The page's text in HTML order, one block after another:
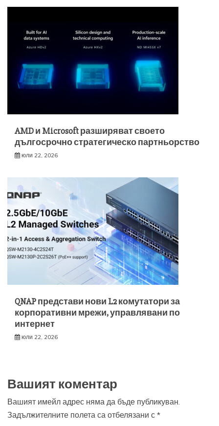
AMD и Microsoft разширяват своето
дългосрочно стратегическо партньорство
юли 22, 2026
QNAP представи нови L2 комутатори за
корпоративни мрежи, управлявани по
интернет
юли 22, 2026
Вашият коментар
Вашият имейл адрес няма да бъде публикуван.
Задължителните полета са отбелязани с *